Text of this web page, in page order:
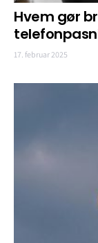
Hvem gør
17. februar 2025